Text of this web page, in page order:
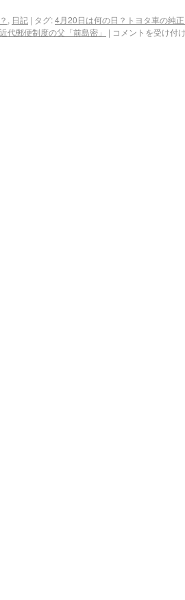
, 日記 | タグ:4月20日は何の日？トヨタ車の純
代郵便制度の父「前島密」 | コメントを受け付